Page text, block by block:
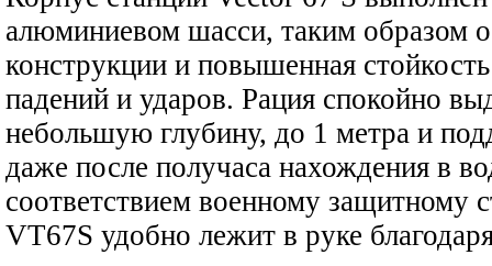
алюминиевом шасси, таким образом
конструкции и повышенная
падений и ударов. Рация спокойно
небольшую глубину, до 1 метра и
даже после получаса нахождения в
соответствием военному защитному
VT67S удобно лежит в руке